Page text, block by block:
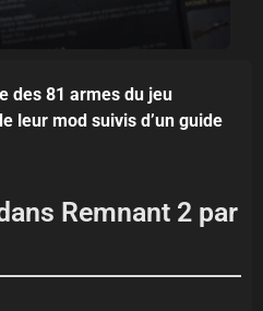
des 81 armes du jeu
leur mod suivis d’un guide
Remnant 2 par